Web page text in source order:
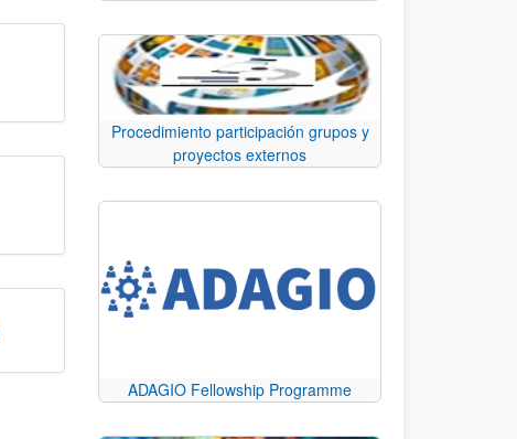
Procedimiento participación grupos y
proyectos externos
ADAGIO Fellowship Programme